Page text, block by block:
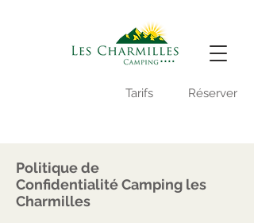
Tarifs Réserver
Politique de
Confidentialité Camping les
Charmilles